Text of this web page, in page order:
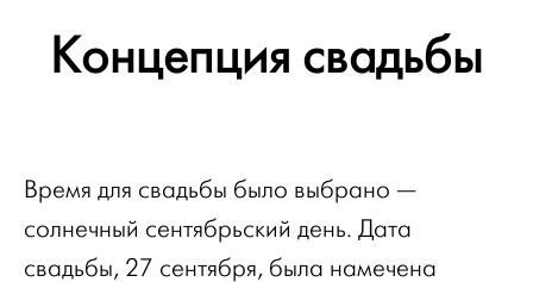
Концепция свадьбы
Время для свадьбы было выбрано —
солнечный сентябрьский день. Дата
свадьбы, 27 сентября, была намечена